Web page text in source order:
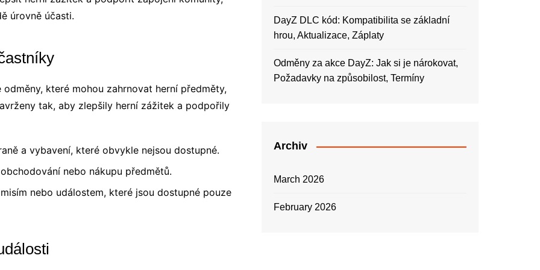
úrovně účasti.
které mohou zahrnovat herní předměty,
tak, aby zlepšily herní zážitek a podpořily
a vybavení, které obvykle nejsou dostupné.
nebo nákupu předmětů.
nebo událostem, které jsou dostupné pouze
DayZ DLC kód: Kompatibilita se základní
hrou, Aktualizace, Záplaty
Odměny za akce DayZ: Jak si je nárokovat,
Požadavky na způsobilost, Termíny
Archiv
March 2026
February 2026